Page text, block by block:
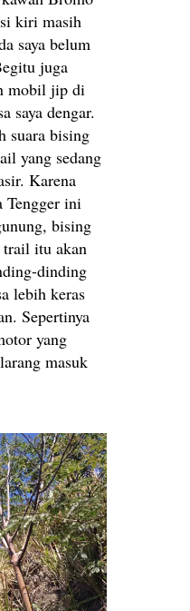
kiri masih
saya belum
juga
mobil jip di
saya dengar.
suara bising
yang sedang
Karena
Tengger ini
bising
trail itu akan
dinding
lebih keras
Sepertinya
yang
masuk